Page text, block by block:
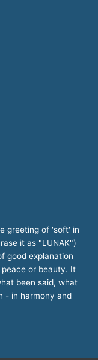
greeting of 'soft' in
it as "LUNAK")
good explanation
or beauty. It
been said, what
- in harmony and